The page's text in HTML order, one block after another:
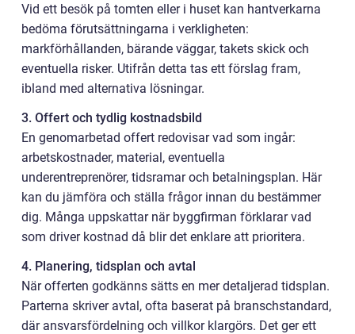
Vid ett besök på tomten eller i huset kan hantverkarna
bedöma förutsättningarna i verkligheten:
markförhållanden, bärande väggar, takets skick och
eventuella risker. Utifrån detta tas ett förslag fram,
ibland med alternativa lösningar.
3. Offert och tydlig kostnadsbild
En genomarbetad offert redovisar vad som ingår:
arbetskostnader, material, eventuella
underentreprenörer, tidsramar och betalningsplan. Här
kan du jämföra och ställa frågor innan du bestämmer
dig. Många uppskattar när byggfirman förklarar vad
som driver kostnad då blir det enklare att prioritera.
4. Planering, tidsplan och avtal
När offerten godkänns sätts en mer detaljerad tidsplan.
Parterna skriver avtal, ofta baserat på branschstandard,
där ansvarsfördelning och villkor klargörs. Det ger ett